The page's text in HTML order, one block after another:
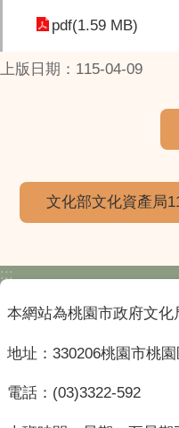
pdf(1.59 MB)
上版日期：115-04-09
文化部文化資產局
:::
本網站為桃園市政府文化
地址：330206桃園市桃
電話：(03)3322-592